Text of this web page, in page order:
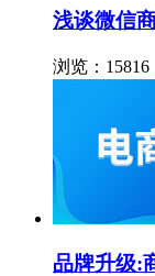
浅谈微信
浏览：15816
品牌升级: